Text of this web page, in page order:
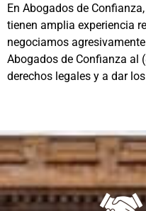
En Abogados de Confianza
tienen amplia experiencia
negociamos
Abogados de Confianza al
derechos legales y a dar